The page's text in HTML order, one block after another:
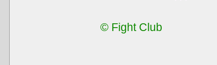
© Fight Club